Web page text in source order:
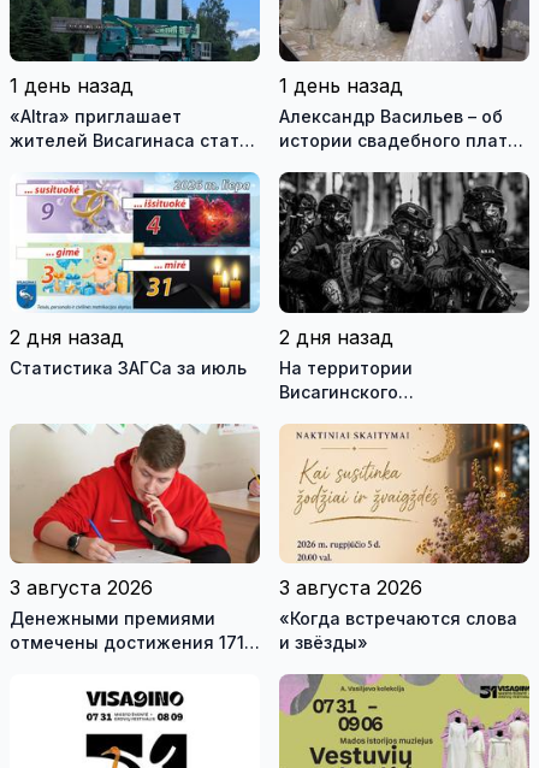
1 день назад
«Altra» приглашает
жителей Висагинаса стать
обновлённой стелы
1 день назад
Александр Васильев – об
истории свадебного платья
истории моды (видео)
2 дня назад
Статистика ЗАГСа за июль
2 дня назад
На территории
Висагинского
международные
антитеррористические
учения «Baltic Shadow»
3 августа 2026
Денежными премиями
отмечены достижения 171
трех педагогов
3 августа 2026
«Когда встречаются слова
и звёзды»